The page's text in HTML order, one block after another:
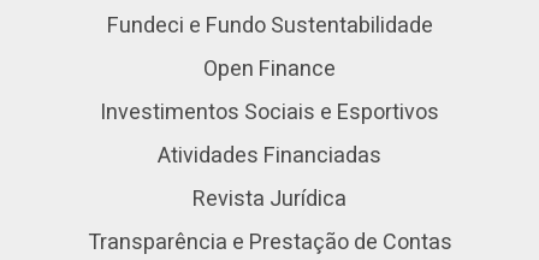
Fundeci e Fundo Sustentabilidade
Open Finance
Investimentos Sociais e Esportivos
Atividades Financiadas
Revista Jurídica
Transparência e Prestação de Contas